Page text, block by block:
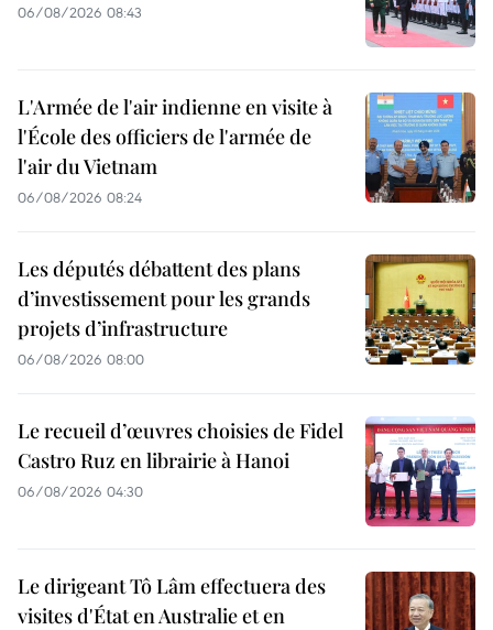
06/08/2026 08:43
L'Armée de l'air indienne en visite à
l'École des officiers de l'armée de
l'air du Vietnam
06/08/2026 08:24
Les députés débattent des plans
d’investissement pour les grands
projets d’infrastructure
06/08/2026 08:00
Le recueil d’œuvres choisies de Fidel
Castro Ruz en librairie à Hanoi
06/08/2026 04:30
Le dirigeant Tô Lâm effectuera des
visites d'État en Australie et en